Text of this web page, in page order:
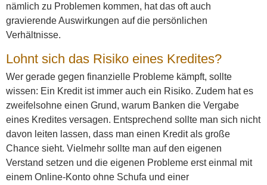
nämlich zu Problemen kommen, hat das oft auch
gravierende Auswirkungen auf die persönlichen
Verhältnisse.
Lohnt sich das Risiko eines Kredites?
Wer gerade gegen finanzielle Probleme kämpft, sollte
wissen: Ein Kredit ist immer auch ein Risiko. Zudem hat es
zweifelsohne einen Grund, warum Banken die Vergabe
eines Kredites versagen. Entsprechend sollte man sich nicht
davon leiten lassen, dass man einen Kredit als große
Chance sieht. Vielmehr sollte man auf den eigenen
Verstand setzen und die eigenen Probleme erst einmal mit
einem Online-Konto ohne Schufa und einer